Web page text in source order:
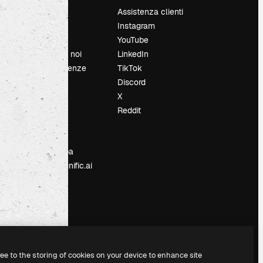
Prezzi
Chi siamo
Recensioni
Lavora con noi
Cerca tendenze
Blog
Eventi
Slidesgo
Vendi i tuoi
contenuti
Sala stampa
Cerchi magnific.ai
Assistenza clienti
Instagram
YouTube
LinkedIn
TikTok
Discord
X
Reddit
to the storing of cookies on your device to enhance site